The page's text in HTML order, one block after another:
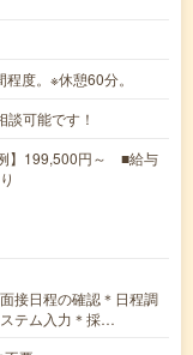
度。※休憩60分。
可能です！
】199,500円～ ■給与
接日程の確認＊日程調
テム入力＊採…